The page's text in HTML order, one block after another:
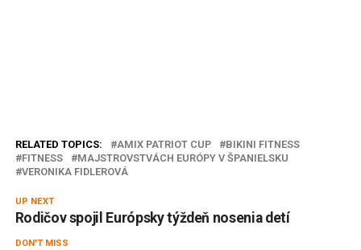
RELATED TOPICS: AMIX PATRIOT CUP
BIKINI FITNESS
FITNESS
MAJSTROVSTVÁCH EURÓPY V ŠPANIELSKU
VERONIKA FIDLEROVÁ
UP NEXT
Rodičov spojil Európsky týždeň nosenia detí
DON'T MISS